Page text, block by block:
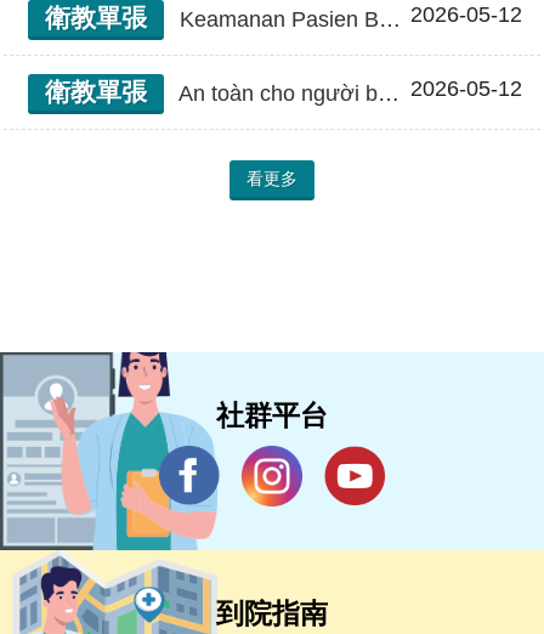
衛教單張 Keamanan Pasien Bagaimana Mencegah Anak Kecil Terjatuh – Opname 病童安全 如何預防跌倒-住院篇(印尼文) 2026-05-12
衛教單張 An toàn cho người bệnh: Cách phòng ngừa té ngã cho trẻ em - Phần Điều trị nội trú 病童安全 如何預防跌倒-住院篇(越南文) 2026-05-12
看更多
社群平台
到院指南